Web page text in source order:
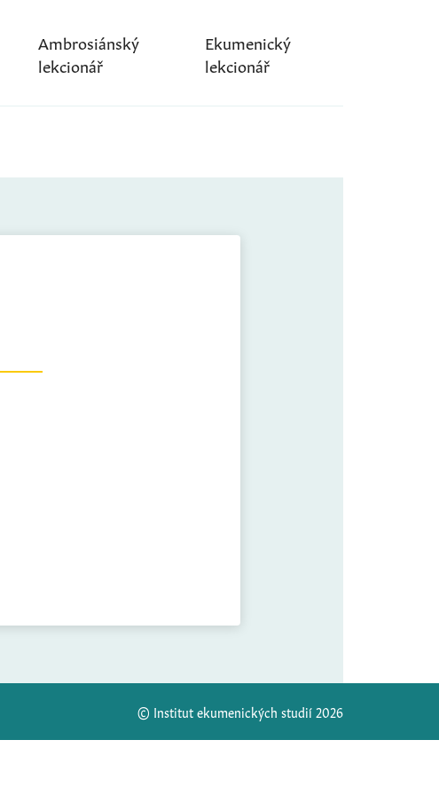
Ambrosiánský
lekcionář
Ekumenický
lekcionář
© Institut ekumenických studií 2026